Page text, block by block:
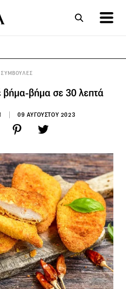
ΣΥΜΒΟΥΛΕΣ
βήμα-βήμα σε 30 λεπτά
09 ΑΥΓΟΥΣΤΟΥ 2023